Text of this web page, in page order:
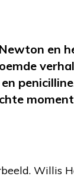
en
Willis